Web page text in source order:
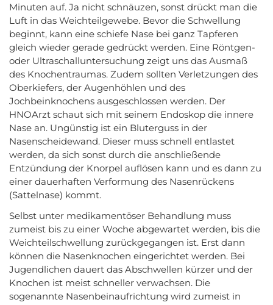
Minuten auf. Ja nicht schnäuzen, sonst drückt man die
Luft in das Weichteilgewebe. Bevor die Schwellung
beginnt, kann eine schiefe Nase bei ganz Tapferen
gleich wieder gerade gedrückt werden. Eine Röntgen-
oder Ultraschalluntersuchung zeigt uns das Ausmaß
des Knochentraumas. Zudem sollten Verletzungen des
Oberkiefers, der Augenhöhlen und des
Jochbeinknochens ausgeschlossen werden. Der
HNOArzt schaut sich mit seinem Endoskop die innere
Nase an. Ungünstig ist ein Bluterguss in der
Nasenscheidewand. Dieser muss schnell entlastet
werden, da sich sonst durch die anschließende
Entzündung der Knorpel auflösen kann und es dann zu
einer dauerhaften Verformung des Nasenrückens
(Sattelnase) kommt.
Selbst unter medikamentöser Behandlung muss
zumeist bis zu einer Woche abgewartet werden, bis die
Weichteilschwellung zurückgegangen ist. Erst dann
können die Nasenknochen eingerichtet werden. Bei
Jugendlichen dauert das Abschwellen kürzer und der
Knochen ist meist schneller verwachsen. Die
sogenannte Nasenbeinaufrichtung wird zumeist in